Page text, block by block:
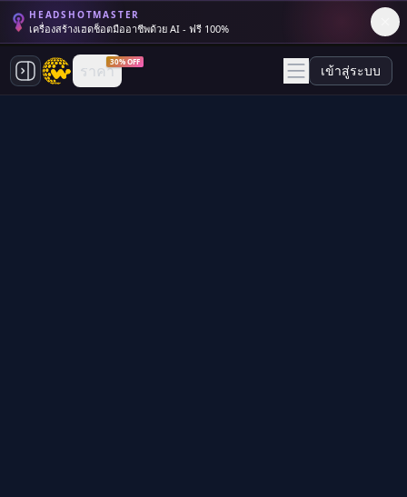
HEADSHOTMASTER
เครื่องสร้างเฮดช็อตมืออาชีพด้วย AI - ฟรี 100%
ราคา30% OFF
เข้าสู่ระบบ